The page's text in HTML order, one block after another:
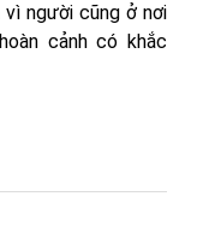
vì người cũng ở nơi
cảnh có khắc